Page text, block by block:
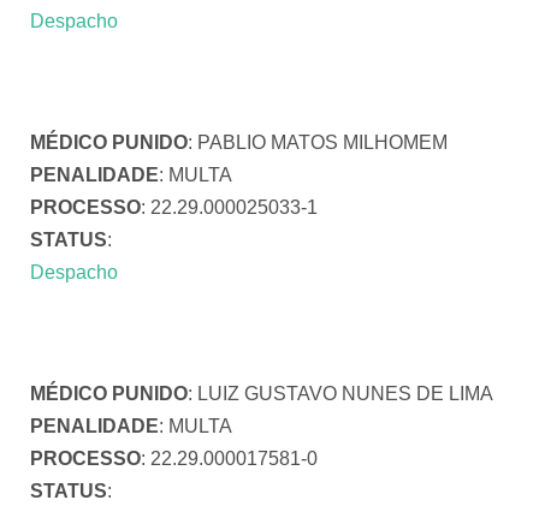
Despacho
MÉDICO PUNIDO: PABLIO MATOS MILHOMEM
PENALIDADE: MULTA
PROCESSO: 22.29.000025033-1
STATUS:
Despacho
MÉDICO PUNIDO: LUIZ GUSTAVO NUNES DE LIMA
PENALIDADE: MULTA
PROCESSO: 22.29.000017581-0
STATUS: